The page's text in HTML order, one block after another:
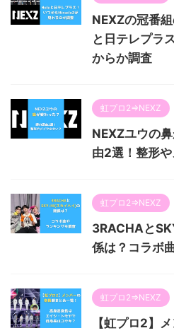
NEXZの冠番
と日テレプラ
からか調査
虹プロ2⇒NEXZ
NEXZユウの
由2選！整形
虹プロ2⇒NEXZ
3RACHAと
係は？コラボ
虹プロ2⇒NEXZ
【虹プロ2】